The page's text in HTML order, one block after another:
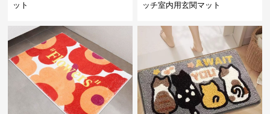
ット
ッチ室内用玄関マット